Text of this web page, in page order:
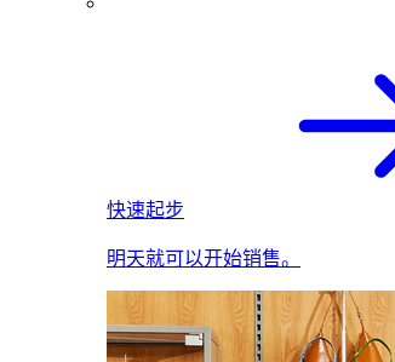
快速起步
明天就可以开始销售。